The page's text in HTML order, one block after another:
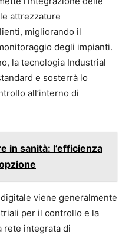
attrezzature
migliorando il
degli impianti.
la tecnologia Industrial
e sosterrà lo
all’interno di
in sanità: l’efficienza
viene generalmente
per il controllo e la
rete integrata di